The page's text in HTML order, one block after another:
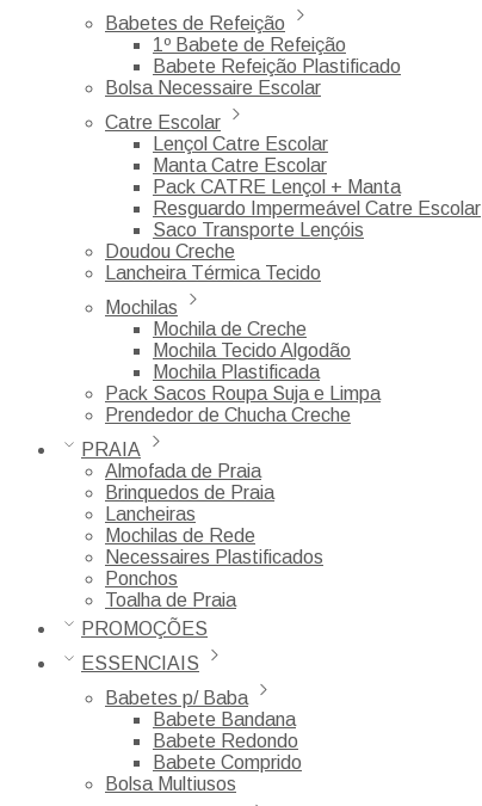
Babetes de Refeição
1º Babete de Refeição
Babete Refeição Plastificado
Bolsa Necessaire Escolar
Catre Escolar
Lençol Catre Escolar
Manta Catre Escolar
Pack CATRE Lençol + Manta
Resguardo Impermeável Catre Escolar
Saco Transporte Lençóis
Doudou Creche
Lancheira Térmica Tecido
Mochilas
Mochila de Creche
Mochila Tecido Algodão
Mochila Plastificada
Pack Sacos Roupa Suja e Limpa
Prendedor de Chucha Creche
PRAIA
Almofada de Praia
Brinquedos de Praia
Lancheiras
Mochilas de Rede
Necessaires Plastificados
Ponchos
Toalha de Praia
PROMOÇÕES
ESSENCIAIS
Babetes p/ Baba
Babete Bandana
Babete Redondo
Babete Comprido
Bolsa Multiusos